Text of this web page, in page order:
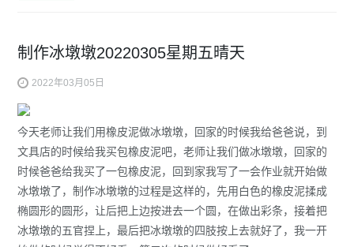
制作冰墩墩20220305星期五晴天
2022年03月05日
今天老师让我们用橡皮泥做冰墩墩，回家的时候我给爸爸说，到
文具店的时候给我买包橡皮泥吧，老师让我们做冰墩墩，回家的
时候爸爸给我买了一包橡皮泥，回到家我写了一会作业就开始做
冰墩墩了，制作冰墩墩的过程是这样的，先用白色的橡皮泥揉成
椭圆形的圆形，让后把上边按进去一个圆，在做出彩条，接着把
冰墩墩的五官捏上，最后把冰墩墩的四肢按上去就好了，我一开